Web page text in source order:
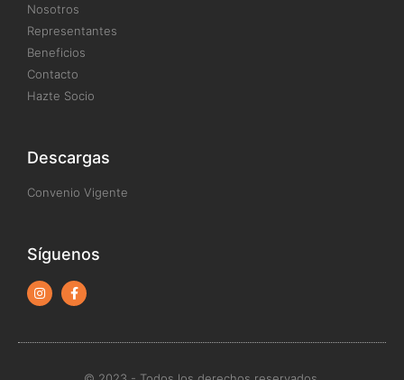
Nosotros
Representantes
Beneficios
Contacto
Hazte Socio
Descargas
Convenio Vigente
Síguenos